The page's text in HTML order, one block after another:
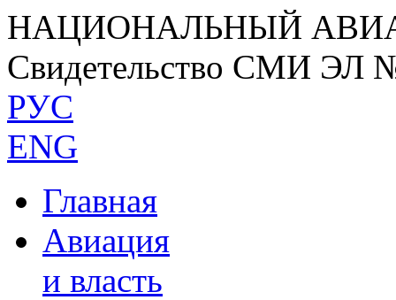
НАЦИОНАЛЬНЫЙ
Свидетельство СМИ ЭЛ
РУС
ENG
Главная
Авиация
и власть